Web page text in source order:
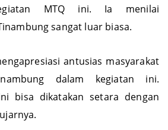
MTQ ini. Ia menilai
sangat luar biasa.
antusias masyarakat
dalam kegiatan ini.
bisa dikatakan setara dengan